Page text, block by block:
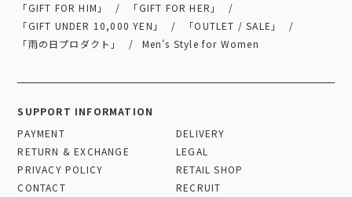
「GIFT FOR HIM」
「GIFT FOR HER」
「GIFT UNDER 10,000 YEN」
「OUTLET / SALE」
「雨の日プロダクト」
Men's Style for Women
SUPPORT INFORMATION
PAYMENT
DELIVERY
RETURN & EXCHANGE
LEGAL
PRIVACY POLICY
RETAIL SHOP
CONTACT
RECRUIT